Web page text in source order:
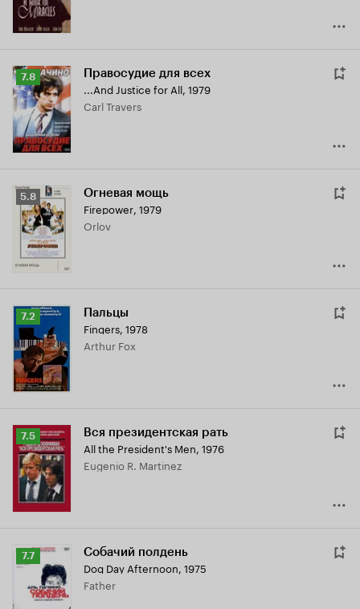
Рейтинг
Кинопоиска
7.8
7.8 Правосудие для всех
...And Justice for All, 1979
Carl Travers
Рейтинг
Кинопоиска
5.8
5.8 Огневая мощь
Firepower, 1979
Orlov
Рейтинг
Кинопоиска
7.2
7.2 Пальцы
Fingers, 1978
Arthur Fox
Рейтинг
Кинопоиска
7.5
7.5 Вся президентская рать
All the President's Men, 1976
Eugenio R. Martinez
Рейтинг
Кинопоиска
7.7
7.7 Собачий полдень
Dog Day Afternoon, 1975
Father